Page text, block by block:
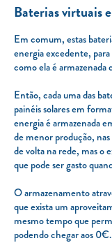
Baterias virtuais
Em comum, estas
energia excedente,
como ela é
Então, cada uma das
painéis solares em
energia é armazenada
de menor produção,
de volta na rede, mas o
que pode ser gasto
O armazenamento
que exista um
mesmo tempo que
podendo chegar aos 0€.